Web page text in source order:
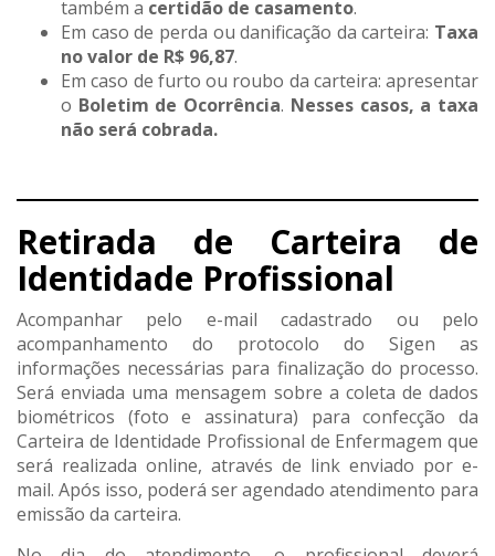
também a certidão de casamento.
Em caso de perda ou danificação da carteira: Taxa
no valor de R$ 96,87.
Em caso de furto ou roubo da carteira: apresentar
o Boletim de Ocorrência. Nesses casos, a taxa
não será cobrada.
Retirada de Carteira de
Identidade Profissional
Acompanhar pelo e-mail cadastrado ou pelo
acompanhamento do protocolo do Sigen as
informações necessárias para finalização do processo.
Será enviada uma mensagem sobre a coleta de dados
biométricos (foto e assinatura) para confecção da
Carteira de Identidade Profissional de Enfermagem que
será realizada online, através de link enviado por e-
mail. Após isso, poderá ser agendado atendimento para
emissão da carteira.